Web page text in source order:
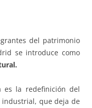
del patrimonio
se introduce como
es la redefinición del
que deja de